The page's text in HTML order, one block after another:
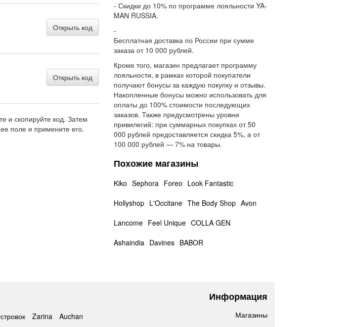
Открыть код
Открыть код
и скопируйте код. Затем
поле и примените его.
- Скидки до 10% по программе лояльности YA-
MAN RUSSIA.
-
Бесплатная доставка по России при сумме
заказа от 10 000 рублей.
Кроме того, магазин предлагает программу
лояльности, в рамках которой покупатели
получают бонусы за каждую покупку и отзывы.
Накопленные бонусы можно использовать для
оплаты до 100% стоимости последующих
заказов. Также предусмотрены уровни
привилегий: при суммарных покупках от 50
000 рублей предоставляется скидка 5%, а от
100 000 рублей — 7% на товары.
Похожие магазины
Kiko Sephora Foreo Look Fantastic
Hollyshop L'Occitane The Body Shop Avon
Lancome Feel Unique COLLA GEN
Ashaindia Davines BABOR
Zarina Auchan
Информация
Магазины